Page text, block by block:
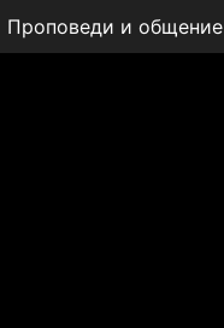
Проповеди и общение